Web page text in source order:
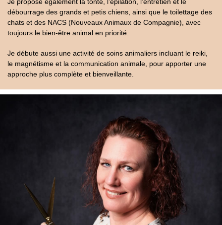
débourrage des grands et petis chiens, ainsi que le toilettage des
chats et des NACS (Nouveaux Animaux de Compagnie), avec
toujours le bien-être animal en priorité.
Je débute aussi une activité de soins animaliers incluant le reiki,
le magnétisme et la communication animale, pour apporter une
approche plus complète et bienveillante.